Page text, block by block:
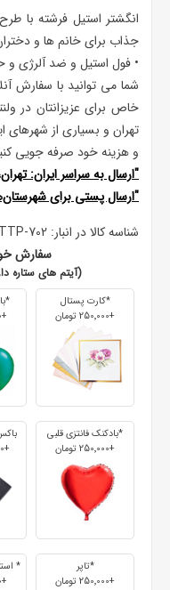
انگشتر استیل فرشته با
جذاب برای خانم ها و
• فول استیل و ضد آلرژی
شما می توانید با سفارش
خاص برای عزیزانتان در
تهران و بسیاری از شهرهای
و هزینه خود صرفه جویی
"ارسال به سراسر ایران:
"ارسال پستی برای شهرستان‌ها ۱ تا ۳ روز
شناسه کالا در انبار: TTP-702
سفارش
(آیتم های ستاره
*کارت پستال
+250٬000 تومان
+250٬000 تومان
*بادکنک فانتزی قلبی
+250٬000 تومان
+1٬250٬000 تومان
*تاپر
+250٬000 تومان
*
+500٬000 تومان